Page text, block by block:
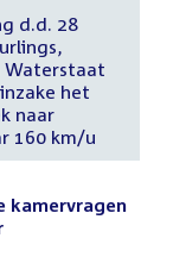
d.d. 28
Waterstaat
het
naar
160 km/u
kamervragen